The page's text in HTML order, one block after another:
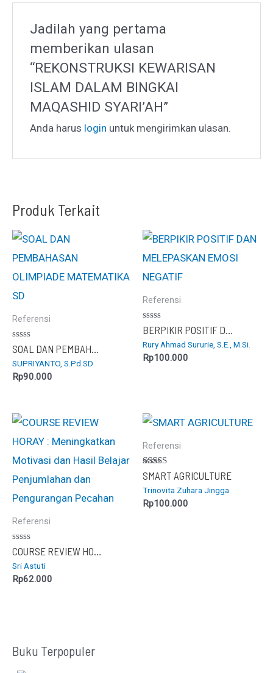
Jadilah yang pertama
memberikan ulasan
“REKONSTRUKSI KEWARISAN
ISLAM DALAM BINGKAI
MAQASHID SYARI’AH”
Anda harus login untuk mengirimkan ulasan.
Produk Terkait
Referensi
Dinilai
0
dari
5
SUPRIYANTO, S.Pd.SD
Rp90.000
Referensi
Dinilai
0
dari
5
Rury Ahmad Sururie, S.E., M.Si.
Rp100.000
Referensi
Dinilai
0
dari
5
Sri Astuti
Rp62.000
Referensi
Dinilai
5.00
dari 5
SMART AGRICULTURE
Trinovita Zuhara Jingga
Rp100.000
Buku Terpopuler